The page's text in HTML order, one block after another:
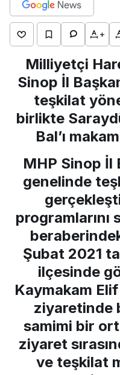
+
Milliyetçi
Sinop İl
teşkilat
birlikte
Bal’ı
MHP Sinop İl
genelinde
programlarını
Şubat 2021
ilçesinde
Kaymakam Elif
ziyaretinde
samimi bir
ziyaret
ve teşkilat